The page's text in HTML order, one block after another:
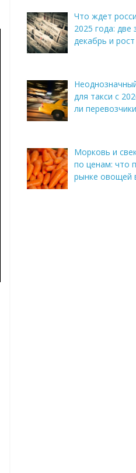
Что ждет
2025 года: две
декабрь и
для такси с
ли
Морковь и
по ценам: что
рынке овощей